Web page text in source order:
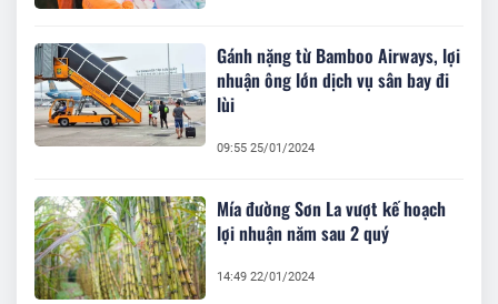
Gánh nặng từ Bamboo Airways, lợi
nhuận ông lớn dịch vụ sân bay đi
lùi
09:55 25/01/2024
Mía đường Sơn La vượt kế hoạch
lợi nhuận năm sau 2 quý
14:49 22/01/2024